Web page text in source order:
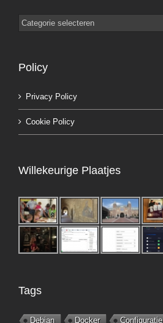
Categorieën
Policy
Privacy Policy
Cookie Policy
Willekeurige Plaatjes
Tags
Debian Docker Configuratie